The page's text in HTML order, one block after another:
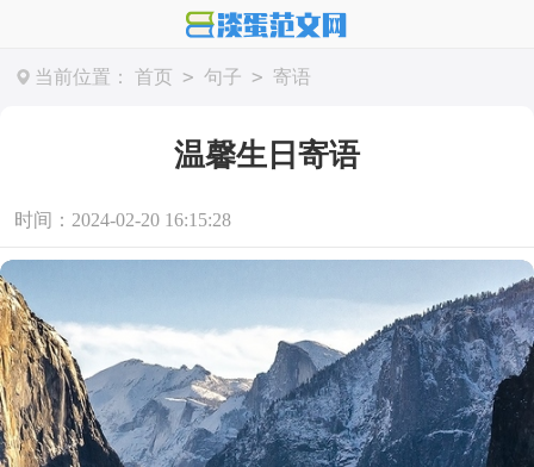
当前位置： 首页 > 句子 > 寄语
温馨生日寄语
时间：2024-02-20 16:15:28